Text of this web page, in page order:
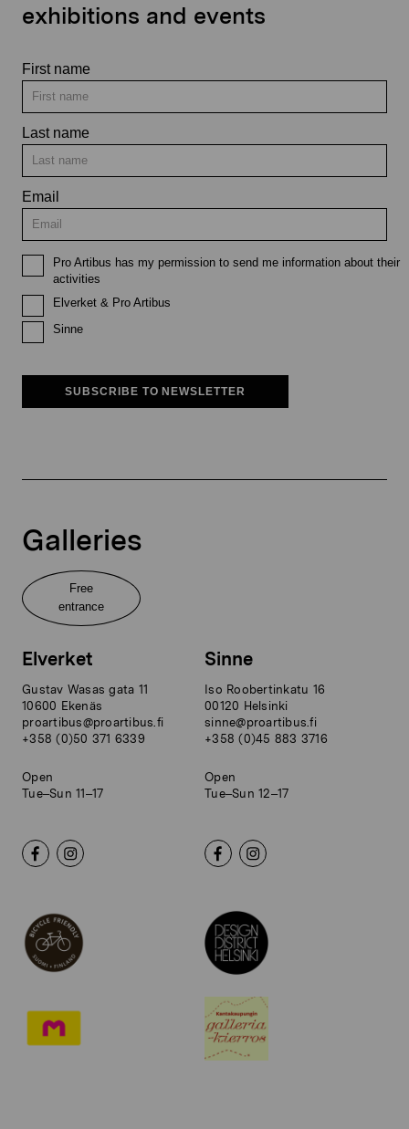
exhibitions and events
First name
Last name
Email
Pro Artibus has my permission to send me information about their
activities
Elverket & Pro Artibus
Sinne
SUBSCRIBE TO NEWSLETTER
Galleries
Free
entrance
Elverket
Gustav Wasas gata 11
10600 Ekenäs
proartibus@proartibus.fi
+358 (0)50 371 6339
Open
Tue–Sun 11–17
Sinne
Iso Roobertinkatu 16
00120 Helsinki
sinne@proartibus.fi
+358 (0)45 883 3716
Open
Tue–Sun 12–17